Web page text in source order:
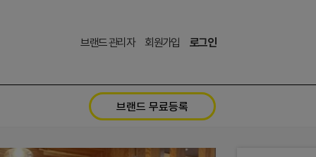
브랜드 관리자 회원가입 로그인
브랜드 무료등록